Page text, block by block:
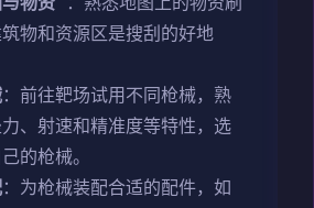
物资
：熟悉地图上的物资刷
物和资源区是搜刮的好地
：前往靶场试用不同枪械，熟
、射速和精准度等特性，选
的枪械。
：为枪械装配合适的配件，如